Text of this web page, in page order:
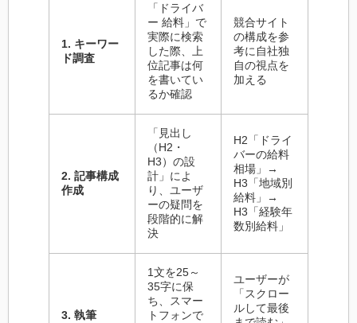
1. キーワー
ド調査
「ドライバ
ー 給料」で
実際に検索
した際、上
位記事は何
を書いてい
るか確認
競合サイト
の構成を参
考に自社独
自の視点を
加える
2. 記事構成
作成
「見出し
（H2・
H3）の設
計」によ
り、ユーザ
ーの疑問を
段階的に解
決
H2「ドライ
バーの給料
相場」→
H3「地域別
給料」→
H3「経験年
数別給料」
3. 執筆
1文を25～
35字に保
ち、スマー
トフォンで
ユーザーが
「スクロー
ルして最後